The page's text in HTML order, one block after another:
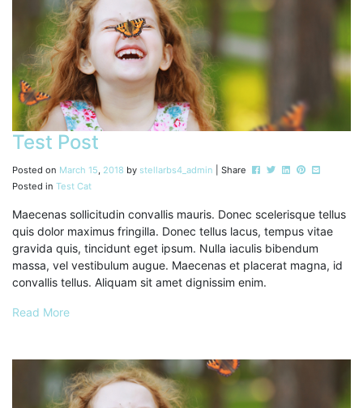
Test Post
Posted on March 15, 2018 by stellarbs4_admin | Share Post this to Facebook
Tweet this
Share this on
Pin this on
Share
Posted in Test Cat
Maecenas sollicitudin convallis mauris. Donec scelerisque tellus
quis dolor maximus fringilla. Donec tellus lacus, tempus vitae
gravida quis, tincidunt eget ipsum. Nulla iaculis bibendum
massa, vel vestibulum augue. Maecenas et placerat magna, id
convallis tellus. Aliquam sit amet dignissim enim.
Read More